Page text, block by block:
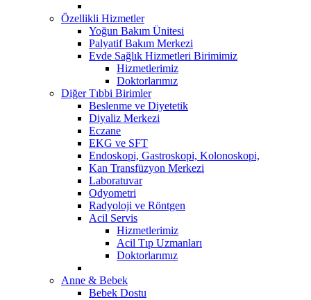
Özellikli Hizmetler
Yoğun Bakım Ünitesi
Palyatif Bakım Merkezi
Evde Sağlık Hizmetleri Birimimiz
Hizmetlerimiz
Doktorlarımız
Diğer Tıbbi Birimler
Beslenme ve Diyetetik
Diyaliz Merkezi
Eczane
EKG ve SFT
Endoskopi, Gastroskopi, Kolonoskopi,
Kan Transfüzyon Merkezi
Laboratuvar
Odyometri
Radyoloji ve Röntgen
Acil Servis
Hizmetlerimiz
Acil Tıp Uzmanları
Doktorlarımız
Anne & Bebek
Bebek Dostu